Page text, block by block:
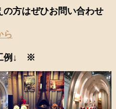
方はぜひお問い合わせ
ら
例↓ ※